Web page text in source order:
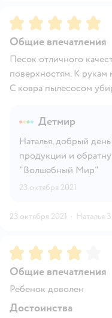
Рейтинг:5
Общие впечатления
Песок отличного
поверхностям. К рукам
С ковра пылесосом
Детмир
Наталья, добрый
продукции и
"Волшебный Мир"
23 октября 2021
23 октября 2021 · Наталья З.
Рейтинг:4
Общие впечатления
Ребенок доволен
Достоинства